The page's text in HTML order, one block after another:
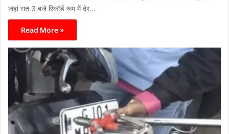
जहां रात 3 बजे रिकॉर्ड रूम में देर…
Read More »